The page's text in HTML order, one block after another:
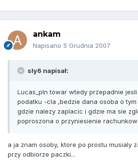
ankam
Napisano 5 Grudnia 2007
sly6 napisał:
Lucas_pln towar wtedy przepadnie
podatku -cla ,bedzie dana osoba o
gdzie nalezy zaplacic i gdzie ma sie
poproszona o przyniesienie
a ja znam osoby, ktore po prostu musialy
przy odbiorze paczki...